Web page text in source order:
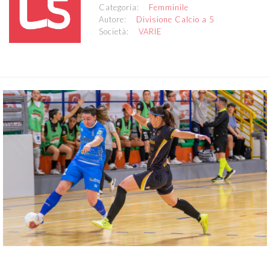
Categoria: Femminile
Autore: Divisione Calcio a 5
Società:VARIE